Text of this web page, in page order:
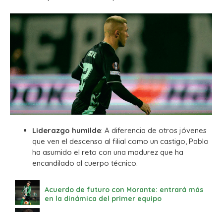
Liderazgo humilde: A diferencia de otros jóvenes
que ven el descenso al filial como un castigo, Pablo
ha asumido el reto con una madurez que ha
encandilado al cuerpo técnico.
Acuerdo de futuro con Morante: entrará más
en la dinámica del primer equipo